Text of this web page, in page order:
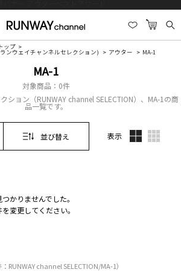
ップ
ランウェイチャンネルセレクション) アウター MA-1
MA-1
対象商品： 0件
ション（RUNWAY channel SELECTION）、MA-1の商
品一覧です。
並び替え 表示
かりませんでした。
変更してください。
：RUNWAY channel SELECTION/MA-1）